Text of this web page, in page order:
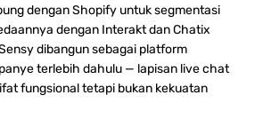
dengan Shopify untuk segmentasi
dengan Interakt dan Chatix
dibangun sebagai platform
terlebih dahulu — lapisan live chat
fungsional tetapi bukan kekuatan